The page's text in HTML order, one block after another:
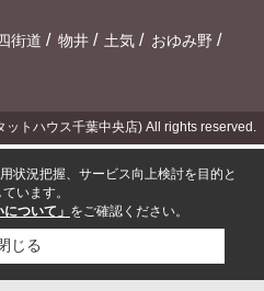
街道 / 物井 / 土気 / おゆみ野 /
トハウス千葉中央店) All rights reserved.
状況把握、サービス向上検討を目的と
います。
ついて」 をご確認ください。
じる